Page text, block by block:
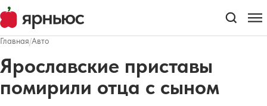
Главная/Авто
Ярославские приставы
помирили отца с сыном